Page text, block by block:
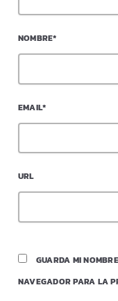
NOMBRE*
EMAIL*
URL
GUARDA MI
NAVEGADOR PARA LA